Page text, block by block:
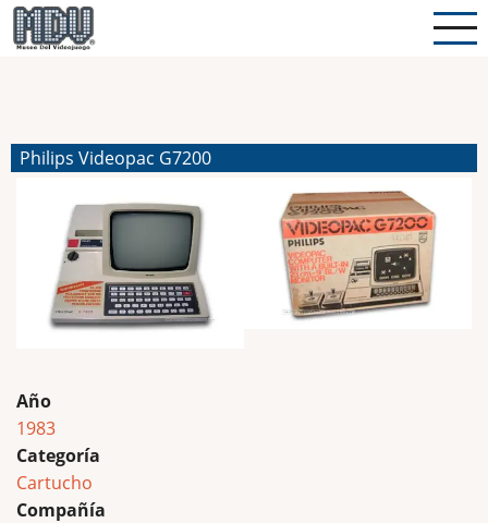
Pasar
al
Philips Videopac G7200
Año
1983
Categoría
Cartucho
Compañía